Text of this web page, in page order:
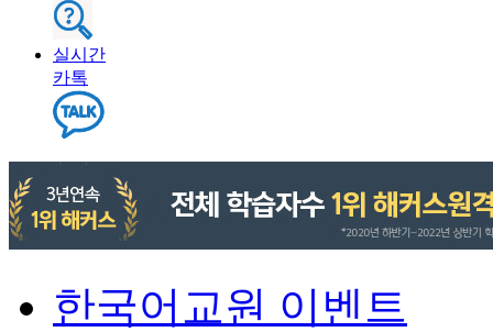
실시간
카톡
한국어교원 이벤트